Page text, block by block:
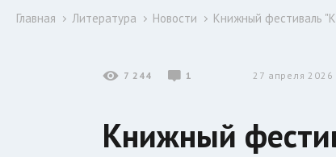
Главная Литература Новости Книжный фестиваль
7 244 1 27 апреля 2026
Книжный